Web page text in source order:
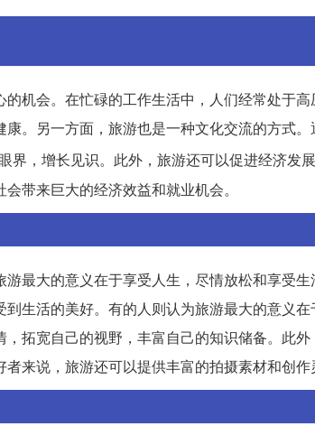
机会。在忙碌的工作生活中，人们经常处于
。另一方面，旅游也是一种文化交流的方式
眼界，增长见识。此外，旅游还可以促进经济发
带来巨大的经济效益和就业机会。
最大的意义在于享受人生，尽情放松和享受
生活的美好。有的人则认为旅游最大的意义
拓宽自己的视野，丰富自己的知识储备。此
来说，旅游还可以提供丰富的拍摄素材和创作